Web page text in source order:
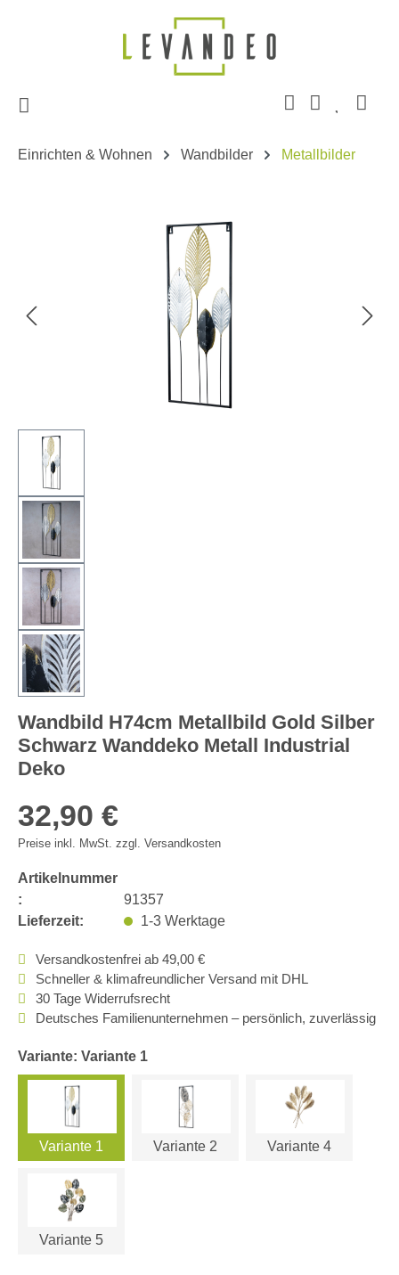
Zum Hauptinhalt springen
Einrichten & Wohnen Wandbilder Metallbilder
Bildergalerie überspringen
Wandbild H74cm Metallbild Gold Silber
Schwarz Wanddeko Metall Industrial
Deko
32,90 €
Preise inkl. MwSt. zzgl. Versandkosten
Artikelnummer
:
91357
Lieferzeit:
1-3 Werktage
Versandkostenfrei ab 49,00 €
Schneller & klimafreundlicher Versand mit DHL
30 Tage Widerrufsrecht
Deutsches Familienunternehmen – persönlich, zuverlässig
Variante: Variante 1
Variante 1 Variante 2 Variante 4
Variante 5